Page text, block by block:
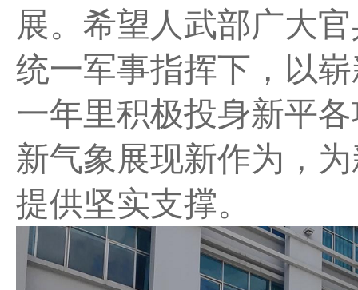
展。希望人武部广大
统一军事指挥下，以
一年里积极投身新平
新气象展现新作为，
提供坚实支撑。